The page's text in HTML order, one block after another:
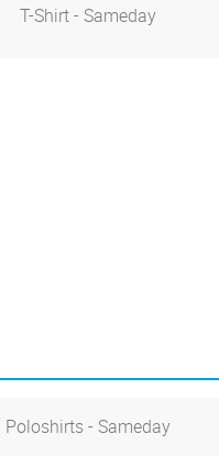
T-Shirt - Sameday
Poloshirts - Sameday